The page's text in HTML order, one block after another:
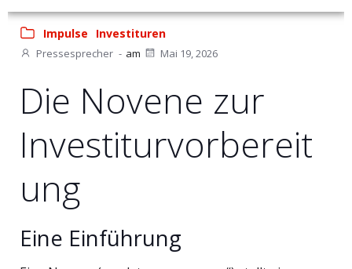
Impulse Investituren
Pressesprecher - am Mai 19, 2026
Die Novene zur
Investiturvorbereit
ung
Eine Einführung